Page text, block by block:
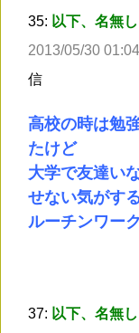
35: 以下、名無
2013/05/30
信
高校の時は勉
たけど
大学で友達い
せない気がす
ルーチンワー
37: 以下、名無